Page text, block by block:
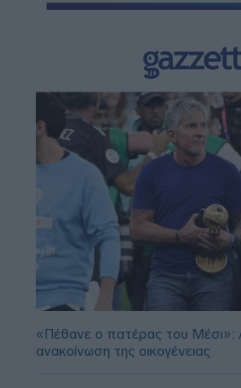
«Πέθανε ο πατέρας του Μέσι»:
ανακοίνωση της οικογένειας